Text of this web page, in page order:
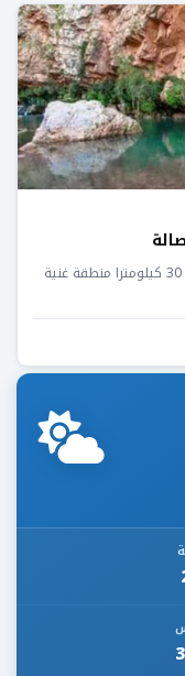
أوشراح حنصالة منطقة تبعد عن مدينة بن ملال ب 30 كيلومترا منطقة غنية